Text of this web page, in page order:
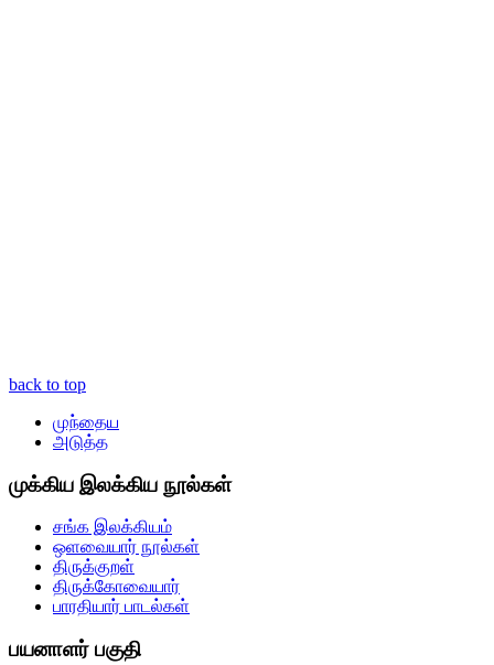
back to top
முந்தைய
அடுத்த
முக்கிய இலக்கிய நூல்கள்
சங்க இலக்கியம்
ஒளவையார் நூல்கள்
திருக்குறள்
திருக்கோவையார்
பாரதியார் பாடல்கள்
பயனாளர் பகுதி